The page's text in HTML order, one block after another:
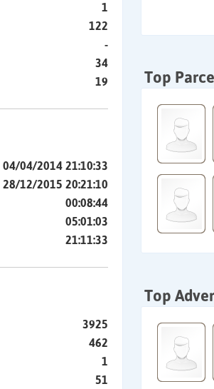
1
122
-
34
19
04/04/2014 21:10:33
28/12/2015 20:21:10
00:08:44
05:01:03
21:11:33
3925
462
1
51
Top
Top